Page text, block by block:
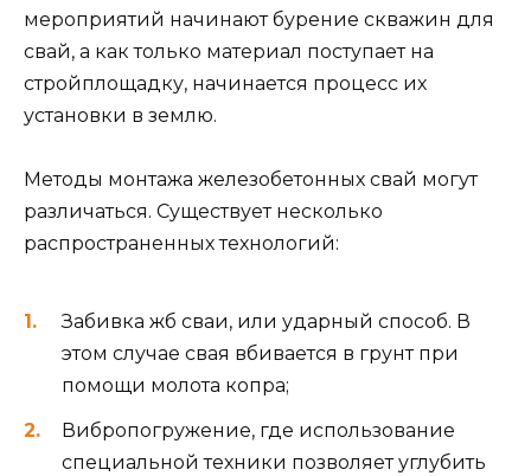
мероприятий начинают бурение скважин для
свай, а как только материал поступает на
стройплощадку, начинается процесс их
установки в землю.
Методы монтажа железобетонных свай могут
различаться. Существует несколько
распространенных технологий:
Забивка жб сваи, или ударный способ. В
этом случае свая вбивается в грунт при
помощи молота копра;
Вибропогружение, где использование
специальной техники позволяет углубить